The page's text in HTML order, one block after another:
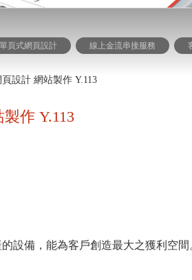
單頁式網頁設計 線上金流串接服務
設計 網站製作 Y.113
作 Y.113
設備，能為客戶創造最大之獲利空間